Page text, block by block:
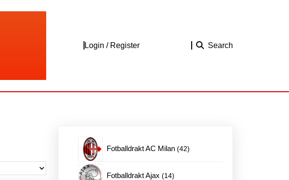
Login / RegisterLogin
Search
Fotballdrakt AC Milan 4242
Fotballdrakt Ajax 1414